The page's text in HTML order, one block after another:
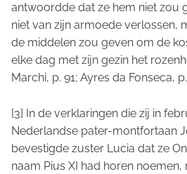
antwoordde dat ze hem niet zou
niet van zijn armoede verlossen,
de middelen zou geven om de
elke dag met zijn gezin het
Marchi, p. 91; Ayres da Fonseca,
[3] In de verklaringen die zij in
Nederlandse pater-montfortaan
bevestigde zuster Lucia dat ze
naam Pius XI had horen